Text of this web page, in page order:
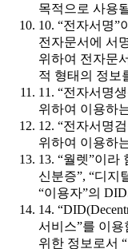
목적으로 사용
10. “전자서명”
전자문서에 서
위하여 전자문
적 형태의 정보
11. “전자서명
위하여 이용하
12. “전자서명
위하여 이용하
13. “월렛”이라
신분증”, “디지
“이용자”의
14.
서비스”를 이용
위한 정보로서